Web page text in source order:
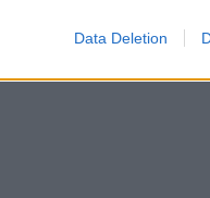
Data Deletion
Ξέρεις εσύ;
μας έλεγαν